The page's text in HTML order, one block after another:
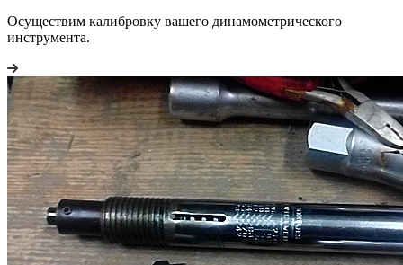
Осуществим калибровку вашего динамометрического
инструмента.